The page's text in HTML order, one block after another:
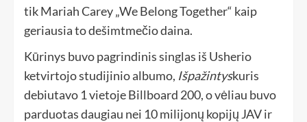
tik Mariah Carey „We Belong Together“ kaip
geriausia to dešimtmečio daina.
Kūrinys buvo pagrindinis singlas iš Usherio
ketvirtojo studijinio albumo, Išpažintyskuris
debiutavo 1 vietoje Billboard 200, o vėliau buvo
parduotas daugiau nei 10 milijonų kopijų JAV ir